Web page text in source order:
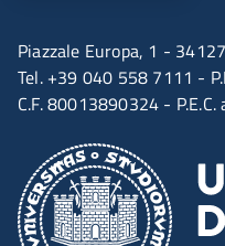
Piazzale Europa, 1 -
Tel. +39 040 558 7111 -
C.F. 80013890324 - P.E.C.